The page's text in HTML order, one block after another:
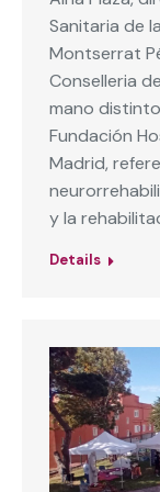
Sanitaria de
Montserrat
Conselleria
mano
Fundación
Madrid,
y la
Details